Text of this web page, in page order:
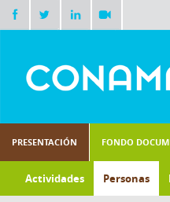
PRESENTACIÓN FONDO
Actividades Personas